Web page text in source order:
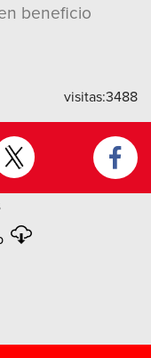
beneficio
visitas:3488